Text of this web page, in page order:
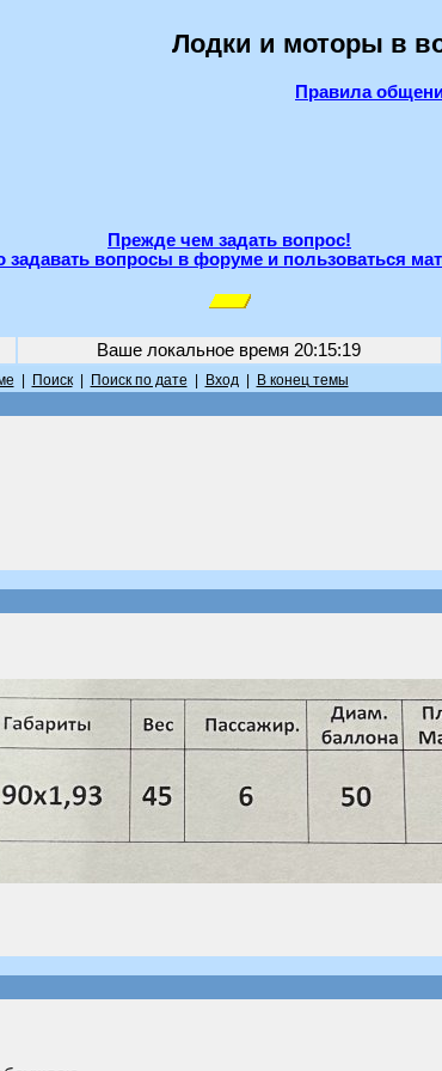
Лодки и моторы в
Правила
Прежде чем задать вопрос!
задавать вопросы в форуме и пользоваться
Ваше локальное время 20:15:19
Поиск| Поиск по дате Вход| В конец темы